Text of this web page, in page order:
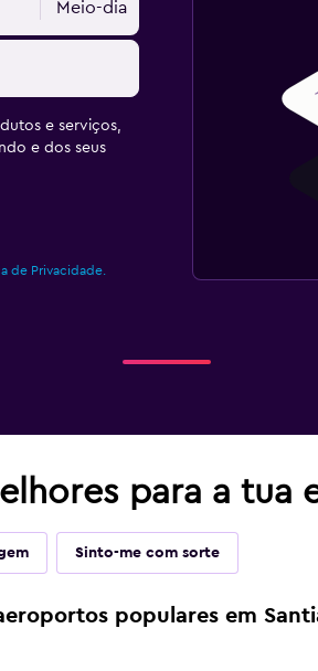
Meio-dia
e serviços,
e dos seus
de Privacidade.
para a tua
Sinto-me com sorte
populares em